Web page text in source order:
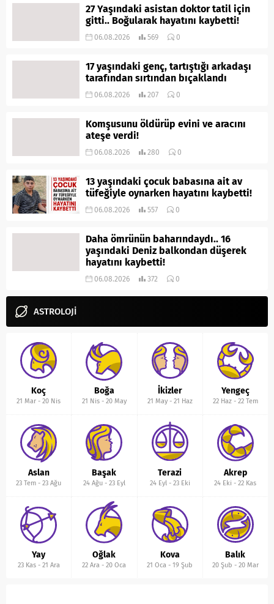
27 Yaşındaki asistan doktor tatil için
gitti.. Boğularak hayatını kaybetti!
06.08.2026 569 0
17 yaşındaki genç, tartıştığı arkadaşı
tarafından sırtından bıçaklandı
06.08.2026 207 0
Komşusunu öldürüp evini ve aracını
ateşe verdi!
06.08.2026 280 0
13 yaşındaki çocuk babasına ait av
tüfeğiyle oynarken hayatını kaybetti!
06.08.2026 557 0
Daha ömrünün baharındaydı.. 16
yaşındaki Deniz balkondan düşerek
hayatını kaybetti!
06.08.2026 372 0
ASTROLOJİ
Koç
21 Mar -20 Nis
Boğa
21 Nis- 20 May
İkizler
21 May- 21 Haz
Yengeç
22 Haz- 22 Tem
Aslan
23 Tem -23 Ağu
Başak
24 Ağu- 23 Eyl
Terazi
24 Eyl- 23 Eki
Akrep
24 Eki -22 Kas
Yay
23 Kas- 21 Ara
Oğlak
22 Ara -20 Oca
Kova
21 Oca -19 Şub
Balık
20 Şub - 20 Mar